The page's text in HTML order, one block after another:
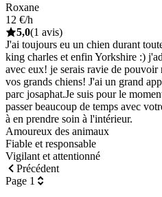
Roxane
12 €/h
5,0(1 avis)
J'ai toujours eu un chien durant
king charles et enfin Yorkshire :)
avec eux! je serais ravie de
vos grands chiens! J'ai un grand
parc josaphat.Je suis pour le
passer beaucoup de temps avec
à en prendre soin à l'intérieur.
Amoureux des animaux
Fiable et responsable
Vigilant et attentionné
Précédent
Page 1